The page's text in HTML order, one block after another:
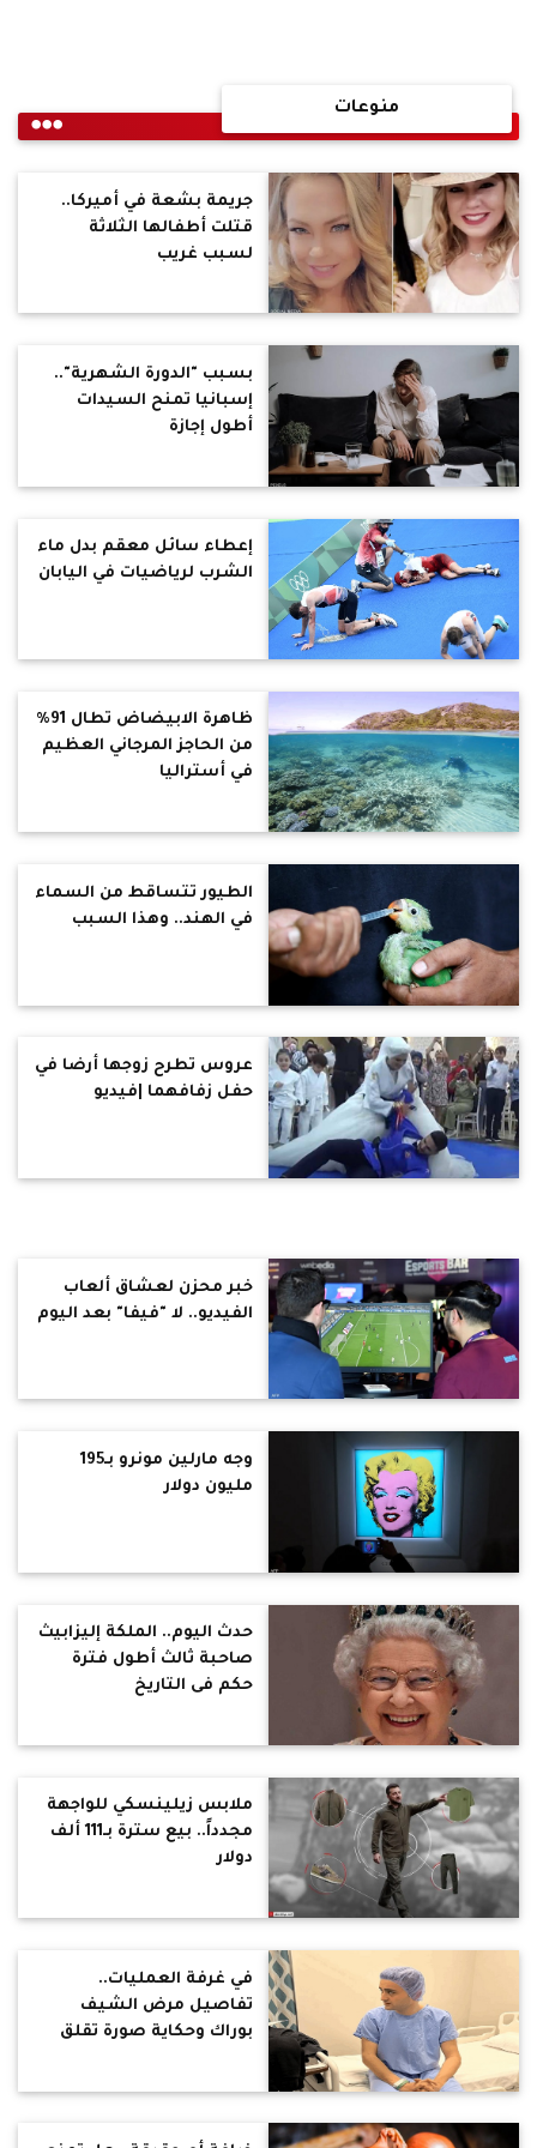
منوعات
جريمة بشعة في أميركا..
قتلت أطفالها الثلاثة
لسبب غريب
بسبب "الدورة الشهرية"..
إسبانيا تمنح السيدات
أطول إجازة
إعطاء سائل معقم بدل ماء
الشرب لرياضيات في اليابان
ظاهرة الابيضاض تطال 91%
من الحاجز المرجاني العظيم
في أستراليا
الطيور تتساقط من السماء
في الهند.. وهذا السبب
عروس تطرح زوجها أرضا في
حفل زفافهما |فيديو
خبر محزن لعشاق ألعاب
الفيديو.. لا "فيفا" بعد اليوم
وجه مارلين مونرو بـ195
مليون دولار
حدث اليوم.. الملكة إليزابيث
صاحبة ثالث أطول فترة
حكم فى التاريخ
ملابس زيلينسكي للواجهة
مجدداً.. بيع سترة بـ111 ألف
دولار
في غرفة العمليات..
تفاصيل مرض الشيف
بوراك وحكاية صورة تقلق